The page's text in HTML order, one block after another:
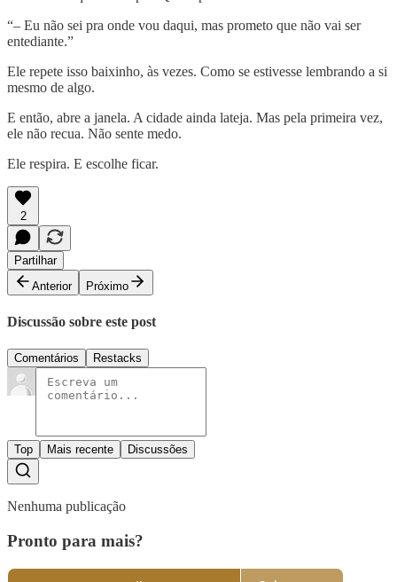
“– Eu não sei pra onde vou daqui, mas prometo que não vai ser
entediante.”
Ele repete isso baixinho, às vezes. Como se estivesse lembrando a si
mesmo de algo.
E então, abre a janela. A cidade ainda lateja. Mas pela primeira vez,
ele não recua. Não sente medo.
Ele respira. E escolhe ficar.
2
Partilhar
Anterior
Próximo
Discussão sobre este post
Comentários Restacks
Top Mais recente Discussões
Nenhuma publicação
Pronto para mais?